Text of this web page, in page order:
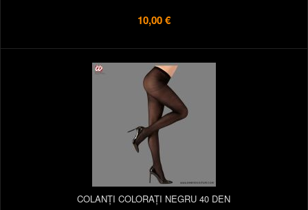
10,00 €
COLANȚI COLORAȚI NEGRU 40 DEN